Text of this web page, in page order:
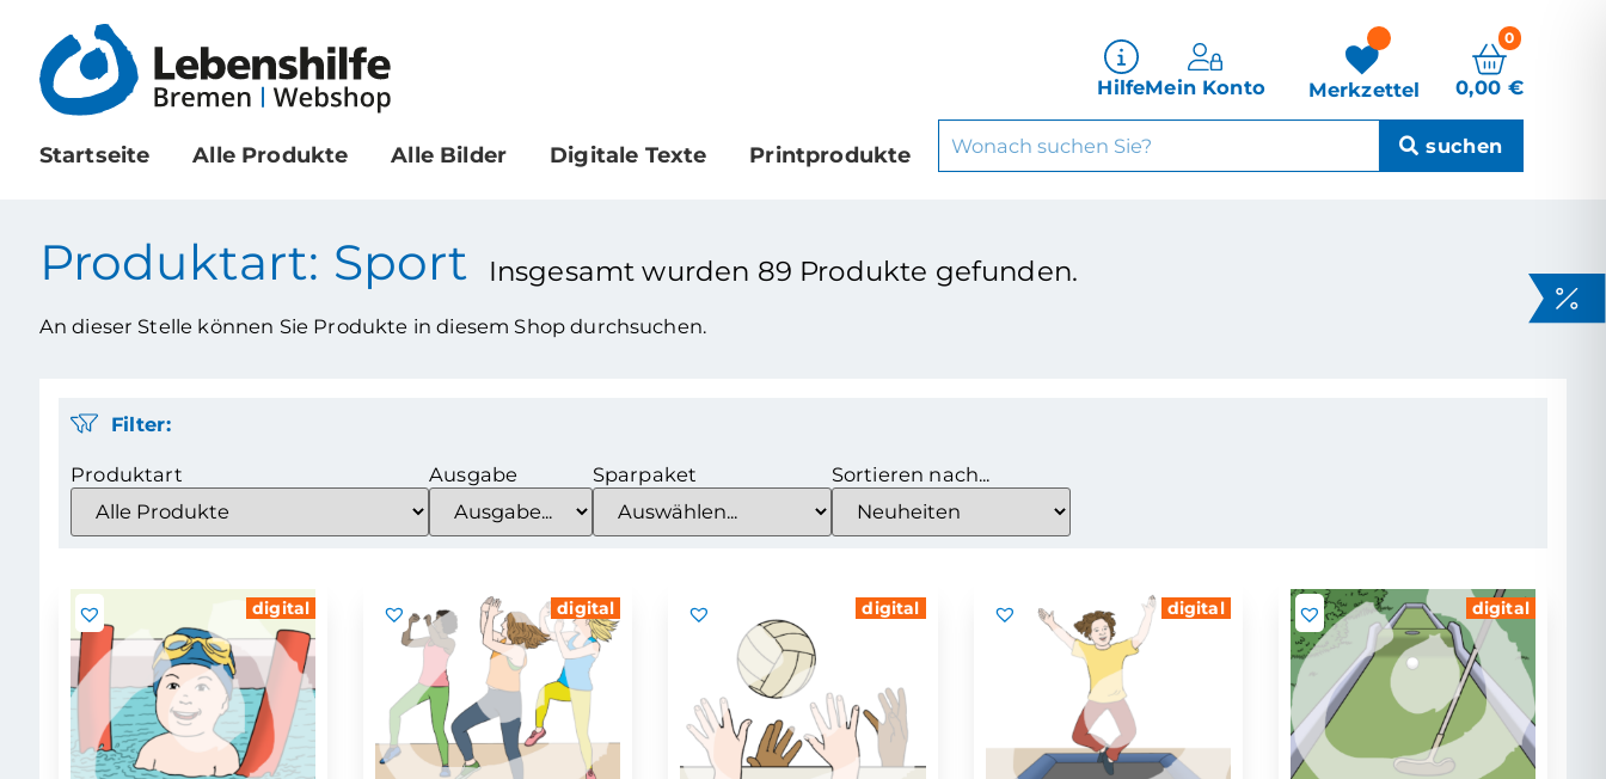
HilfeMein Konto Merkzettel 0,00 €
0
Startseite Alle Produkte Alle Bilder Digitale Texte Printprodukte
Produktart: Sport Insgesamt wurden 89 Produkte gefunden.
An dieser Stelle können Sie Produkte in diesem Shop durchsuchen.
Filter:
Produktart Ausgabe Sparpaket Sortieren nach...
digital digital digital digital digital